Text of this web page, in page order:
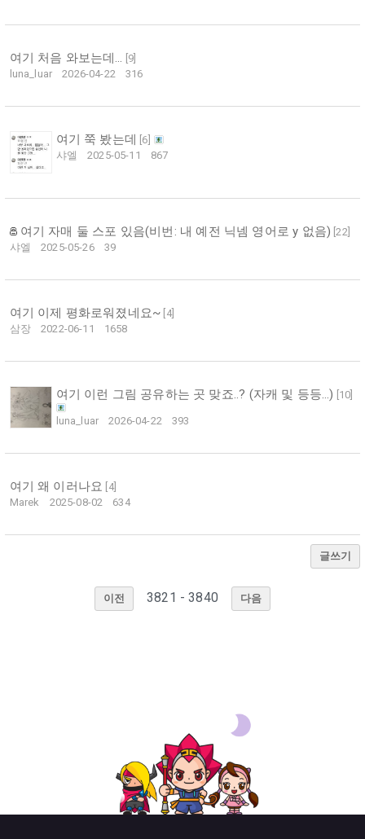
여기 처음 와보는데… 9
luna_luar
2026-04-22 316
여기 쭉 봤는데 6
샤엘
2025-05-11 867
여기 자매 둘 스포 있음(비번: 내 예전 닉넴 영어로 y 없음) [22]
샤엘
2025-05-26 39
여기 이제 평화로워졌네요~ 4]
삼장
2022-06-11 1658
여기 이런 그림 공유하는 곳 맞죠..? (자캐 및 등등…) 10
luna_luar 2026-04-22 393
여기 왜 이러나요 4]
Marek
2025-08-02 634
글쓰기
이전 3821 - 3840 다음